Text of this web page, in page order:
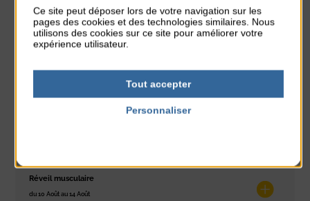
du 9 Août au 9 Août
Place du Général de Gaulle
Réveil musculaire
du 10 Août au 14 Août
Ce site peut déposer lors de votre navigation sur les
pages des cookies et des technologies similaires. Nous
utilisons des cookies sur ce site pour améliorer votre
expérience utilisateur.
Tout accepter
Personnaliser